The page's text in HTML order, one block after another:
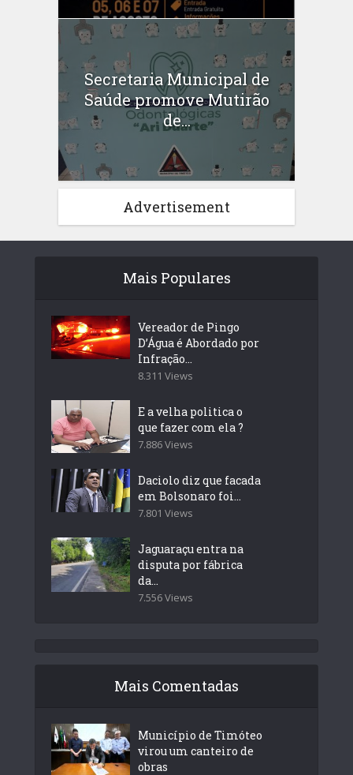
Secretaria Municipal de
Saúde promove Mutirão
de...
Advertisement
Mais Populares
Vereador de Pingo
D’Água é Abordado por
Infração...
8.311 Views
E a velha politica o
que fazer com ela ?
7.886 Views
Daciolo diz que facada
em Bolsonaro foi...
7.801 Views
Jaguaraçu entra na
disputa por fábrica
da...
7.556 Views
Mais Comentadas
Município de Timóteo
virou um canteiro de
obras